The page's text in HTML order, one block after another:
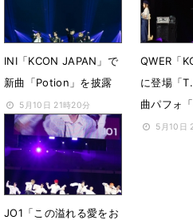
INI「KCON JAPAN」で
新曲「Potion」を披露
5月10日 21時20分
QWER「
に登場「
曲パフォ
5月10日
JO1「この溢れる愛をお